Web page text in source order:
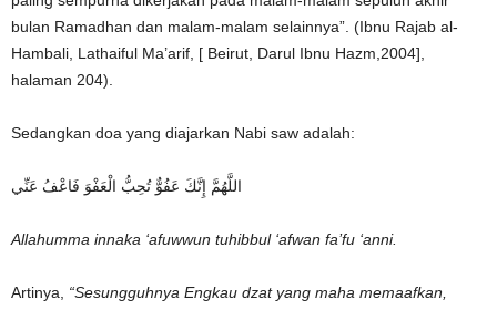
bulan Ramadhan dan malam-malam selainnya”. (Ibnu Rajab al-
Hambali, Lathaiful Ma’arif, [ Beirut, Darul Ibnu Hazm,2004],
halaman 204).
Sedangkan doa yang diajarkan Nabi saw adalah:
اللَّهُمَّ إِنَّكَ عَفُوٌّ تُحِبُّ الْعَفْوَ فَاعْفُ عَنِّي
Allahumma innaka ‘afuwwun tuhibbul ‘afwan fa’fu ‘anni.
Artinya, “Sesungguhnya Engkau dzat yang maha memaafkan,